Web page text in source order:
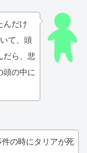
んだけ
て、頭
だら、悲
頭の中に
の時にタリアが死